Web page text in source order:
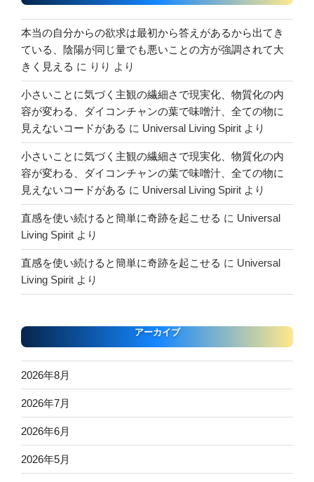
本当の自分からの欲求は最初から答えがあるから出てき
ている、陰陽が同じ量でも悪いことの方が強調されて大
きく見える に りり より
小さいことに気づく主観の繊細さで現実化、物質化の内
容が変わる、ダイコンチャンの葉で味噌汁、全ての物に
見えないコードがある に Universal Living Spirit より
小さいことに気づく主観の繊細さで現実化、物質化の内
容が変わる、ダイコンチャンの葉で味噌汁、全ての物に
見えないコードがある に Universal Living Spirit より
直感を使い続けると簡単に奇跡を起こせる に Universal
Living Spirit より
直感を使い続けると簡単に奇跡を起こせる に Universal
Living Spirit より
アーカイブ
2026年8月
2026年7月
2026年6月
2026年5月